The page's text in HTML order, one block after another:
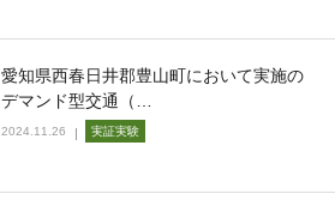
愛知県西春日井郡豊山町において実施の
デマンド型交通（…
2024.11.26 実証実験